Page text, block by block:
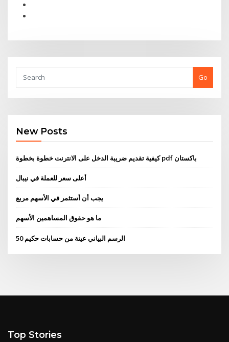
Go
New Posts
كيفية تقديم ضريبة الدخل على الانترنت خطوة بخطوة pdf باكستان
أعلى سعر للعملة في نيبال
يجب أن أستثمر في الأسهم مربع
ما هو حقوق المساهمين الأسهم
الرسم البياني عينة من حسابات حكيم 50
Top Stories